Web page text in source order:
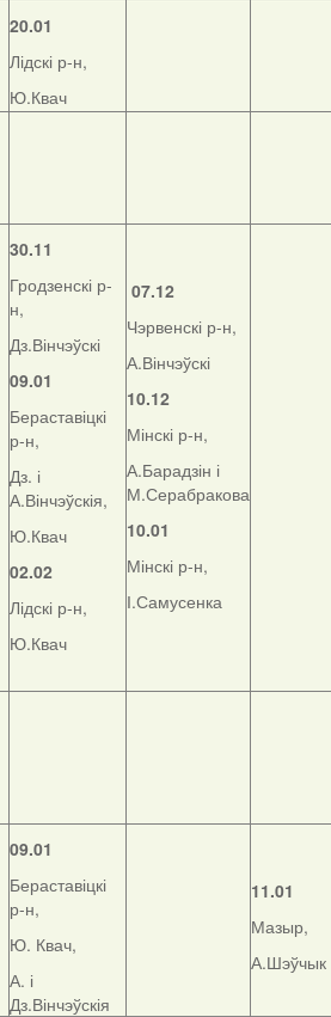
20.01
Лідскі р-н,
Ю.Квач
30.11
Гродзенскі р-
н,
Дз.Вінчэўскі
09.01
Бераставіцкі
р-н,
Дз. і
А.Вінчэўскія,
Ю.Квач
02.02
Лідскі р-н,
Ю.Квач
07.12
Чэрвенскі р-н,
А.Вінчэўскі
10.12
Мінскі р-н,
А.Барадзін і
М.Серабракова
10.01
Мінскі р-н,
І.Самусенка
09.01
Бераставіцкі
р-н,
Ю. Квач,
А. і
Дз.Вінчэўскія
11.01
Мазыр,
А.Шэўчык